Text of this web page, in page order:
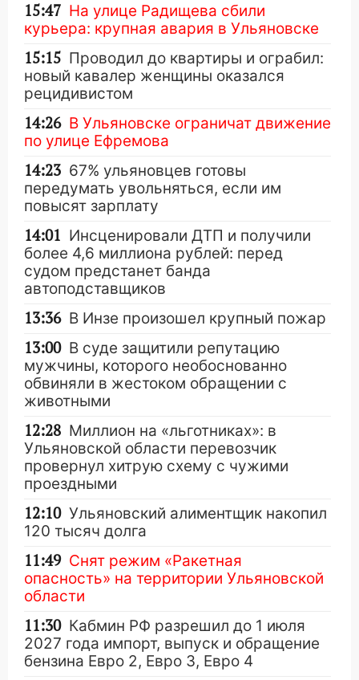
15:47 На улице Радищева сбили
курьера: крупная авария в Ульяновске
15:15 Проводил до квартиры и ограбил:
новый кавалер женщины оказался
рецидивистом
14:26 В Ульяновске ограничат движение
по улице Ефремова
14:23 67% ульяновцев готовы
передумать увольняться, если им
повысят зарплату
14:01 Инсценировали ДТП и получили
более 4,6 миллиона рублей: перед
судом предстанет банда
автоподставщиков
13:36 В Инзе произошел крупный пожар
13:00 В суде защитили репутацию
мужчины, которого необоснованно
обвиняли в жестоком обращении с
животными
12:28 Миллион на «льготниках»: в
Ульяновской области перевозчик
провернул хитрую схему с чужими
проездными
12:10 Ульяновский алиментщик накопил
120 тысяч долга
11:49 Снят режим «Ракетная
опасность» на территории Ульяновской
области
11:30 Кабмин РФ разрешил до 1 июля
2027 года импорт, выпуск и обращение
бензина Евро 2, Евро 3, Евро 4